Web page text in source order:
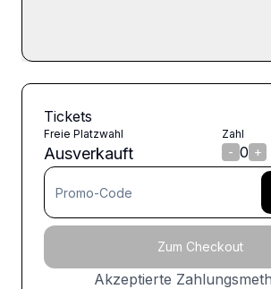
Tickets
Freie Platzwahl
Ausverkauft
Zahl
- 0 +
Zum Checkout
Akzeptierte